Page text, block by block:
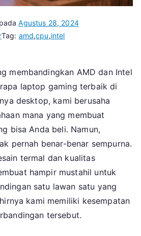
Agustus 28, 2024
Tag: amd,cpu,intel
membandingkan AMD dan Intel
laptop gaming terbaik di
desktop, kami berusaha
mana yang membuat
bisa Anda beli. Namun,
pernah benar-benar sempurna.
termal dan kualitas
hampir mustahil untuk
satu lawan satu yang
kami memiliki kesempatan
tersebut.